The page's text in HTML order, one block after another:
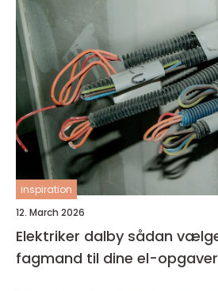
inspiration
12. March 2026
Elektriker dalby sådan vælger du den rigtige
fagmand til dine el-opgaver